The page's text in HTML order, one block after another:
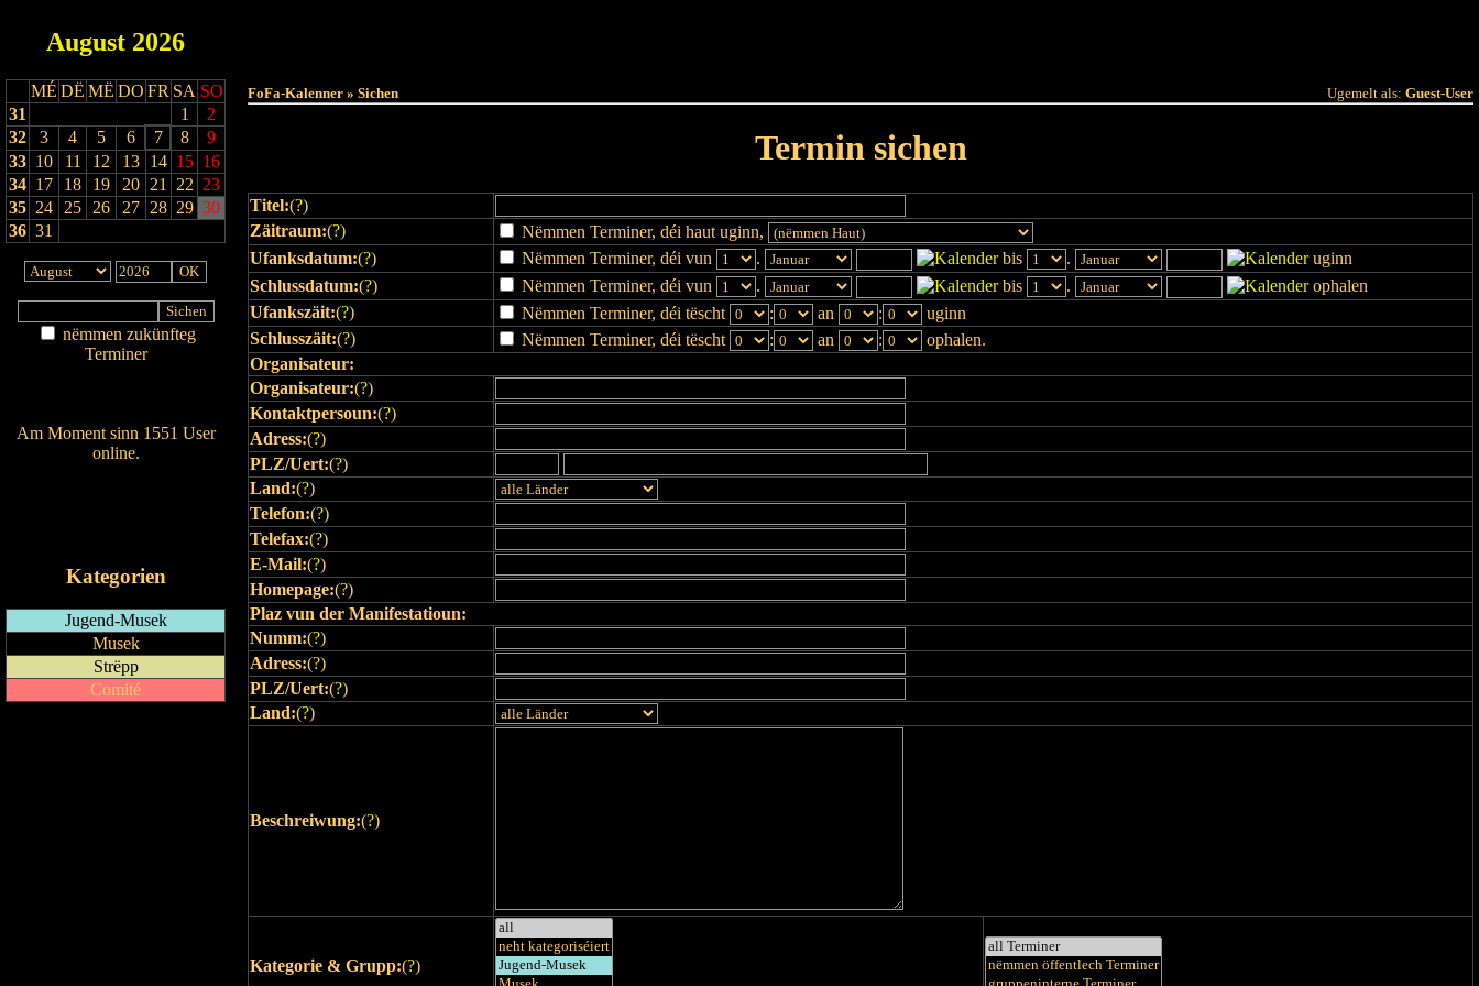
August 2026
MÉ DË MË DO FR SA SO
31
1
2
32
3 4 5 6 7 8
9
33 10 11 12 13 14 15 16
34 17 18 19 20 21 22 23
35 24 25 26 27 28 29 30
36 31
nëmmen zukünfteg
Terminer
Am Moment sinn 1551 User
online.
Kategorien
Jugend-Musek
Musek
Strëpp
Comité
FoFa-Kalenner » Sichen Ugemelt als: Guest-User
Termin sichen
Titel:(?)
Zäitraum:(?)
Nëmmen Terminer, déi haut uginn,
Ufanksdatum:(?) Nëmmen Terminer, déi vun . bis .
uginn
Schlussdatum:(?) Nëmmen Terminer, déi vun . bis .
ophalen
Ufankszäit:(?) Nëmmen Terminer, déi tëscht : an :
uginn
Schlusszäit:(?) Nëmmen Terminer, déi tëscht : an :
ophalen.
Organisateur:
Organisateur:(?)
Kontaktpersoun:(?)
Adress:(?)
PLZ/Uert:(?)
Land:(?)
Telefon:(?)
Telefax:(?)
E-Mail:(?)
Homepage:(?)
Plaz vun der Manifestatioun:
Numm:(?)
Adress:(?)
PLZ/Uert:(?)
Land:(?)
Beschreiwung:(?)
Kategorie & Grupp:(?)